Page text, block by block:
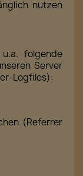
nutzen
folgende
Server
Logfiles):
(Referrer